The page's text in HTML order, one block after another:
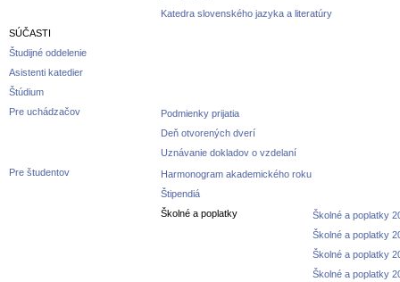
Katedra slovenského jazyka a literatúry
SÚČASTI
Študijné oddelenie
Asistenti katedier
Štúdium
Pre uchádzačov
Podmienky prijatia
Deň otvorených dverí
Uznávanie dokladov o vzdelaní
Pre študentov
Harmonogram akademického roku
Štipendiá
Školné a poplatky
Školné a poplatky
Školné a poplatky
Školné a poplatky
Školné a poplatky